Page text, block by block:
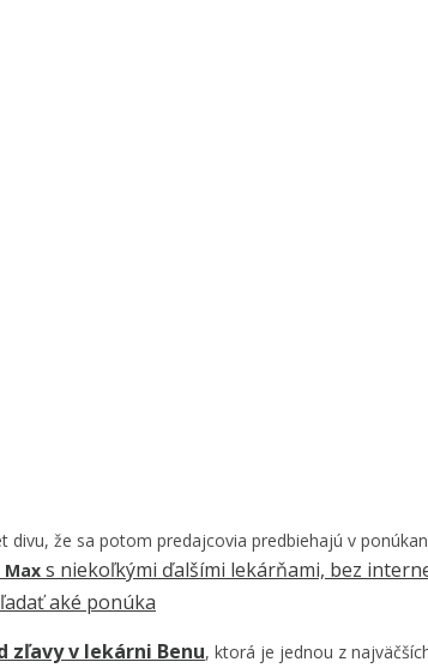
že sa potom predajcovia predbiehajú v
Max s niekoľkými ďalšími lekárňami, bez
aké ponúka
zľavy v lekárni Benu, ktorá je jednou z